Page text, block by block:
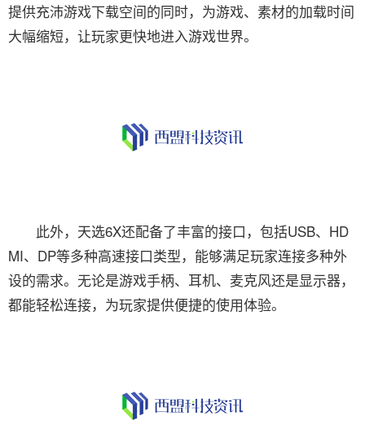
提供充沛游戏下载空间的同时，为游戏、素材的加载时间
大幅缩短，让玩家更快地进入游戏世界。
此外，天选6X还配备了丰富的接口，包括USB、HD
MI、DP等多种高速接口类型，能够满足玩家连接多种外
设的需求。无论是游戏手柄、耳机、麦克风还是显示器，
都能轻松连接，为玩家提供便捷的使用体验。